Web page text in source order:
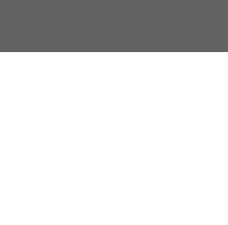
springen